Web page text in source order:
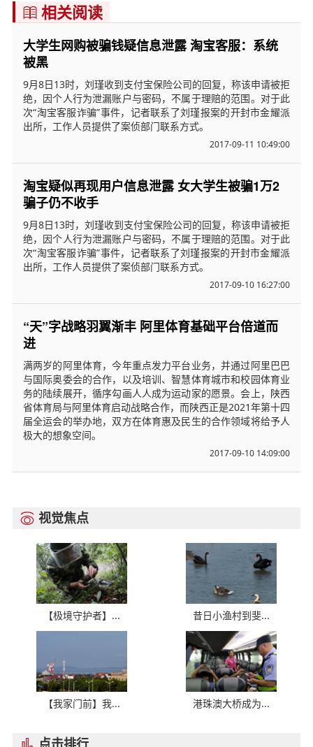
 相关阅读
大学生网购被骗钱疑信息泄露 淘宝客服：系统
被黑
9月8日13时，刘瑾收到支付宝保险公司的回复，称该申请被拒
绝，因个人行为泄漏账户与密码，不属于理赔的范围。对于此
次“淘宝客服诈骗”事件，记者联系了刘瑾报案的开封市金耀派
出所，工作人员提供了案侦部门联系方式。
2017-09-11 10:49:00
淘宝疑似再现用户信息泄露 女大学生被骗1万2
骗子仍不收手
9月8日13时，刘瑾收到支付宝保险公司的回复，称该申请被拒
绝，因个人行为泄漏账户与密码，不属于理赔的范围。对于此
次“淘宝客服诈骗”事件，记者联系了刘瑾报案的开封市金耀派
出所，工作人员提供了案侦部门联系方式。
2017-09-10 16:27:00
“天”字战略羽翼渐丰 阿里体育基础平台倍道而
进
满两岁的阿里体育，今年重点发力平台业务，并通过阿里巴巴
与国际奥委会的合作，以及培训、智慧体育城市和校园体育业
务的陆续展开，循序勾画人人成为运动家的愿景。会上，陕西
省体育局与阿里体育启动战略合作，而陕西正是2021年第十四
届全运会的举办地，双方在体育惠及民生的合作领域将给予人
极大的想象空间。
2017-09-10 14:09:00
 视觉焦点
【极境守护者】... 昔日小渔村到斐...
【我家门前】我... 港珠澳大桥成为...
点击排行